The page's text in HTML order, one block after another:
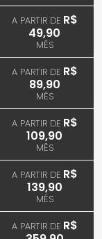
A PARTIR DE R$
49,90
MÊS
A PARTIR DE R$
89,90
MÊS
A PARTIR DE R$
109,90
MÊS
A PARTIR DE R$
139,90
MÊS
A PARTIR DE R$